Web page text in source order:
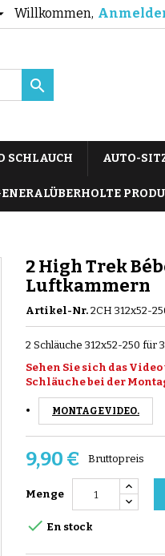
Willkommen,

SCHLAUCH AUTO-
2 High Trek
Luftkammern
Artikel-Nr. 2CH 312x52-
2 Schläuche 312x52-250 für
Sehen Sie sich das
Schläuche bei der
MONTAGEVIDEO.
9,90 € Bruttopreis
Menge
 En stock